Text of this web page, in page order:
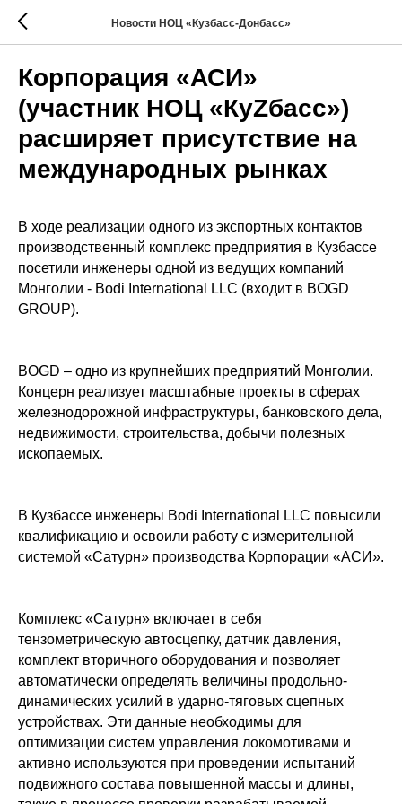
Новости НОЦ «Кузбасс-Донбасс»
Корпорация «АСИ»
(участник НОЦ «КуZбасс»)
расширяет присутствие на
международных рынках
В ходе реализации одного из экспортных контактов
производственный комплекс предприятия в Кузбассе
посетили инженеры одной из ведущих компаний
Монголии - Bodi International LLC (входит в BOGD
GROUP).
BOGD – одно из крупнейших предприятий Монголии.
Концерн реализует масштабные проекты в сферах
железнодорожной инфраструктуры, банковского дела,
недвижимости, строительства, добычи полезных
ископаемых.
В Кузбассе инженеры Bodi International LLC повысили
квалификацию и освоили работу с измерительной
системой «Сатурн» производства Корпорации «АСИ».
Комплекс «Сатурн» включает в себя
тензометрическую автосцепку, датчик давления,
комплект вторичного оборудования и позволяет
автоматически определять величины продольно-
динамических усилий в ударно-тяговых сцепных
устройствах. Эти данные необходимы для
оптимизации систем управления локомотивами и
активно используются при проведении испытаний
подвижного состава повышенной массы и длины,